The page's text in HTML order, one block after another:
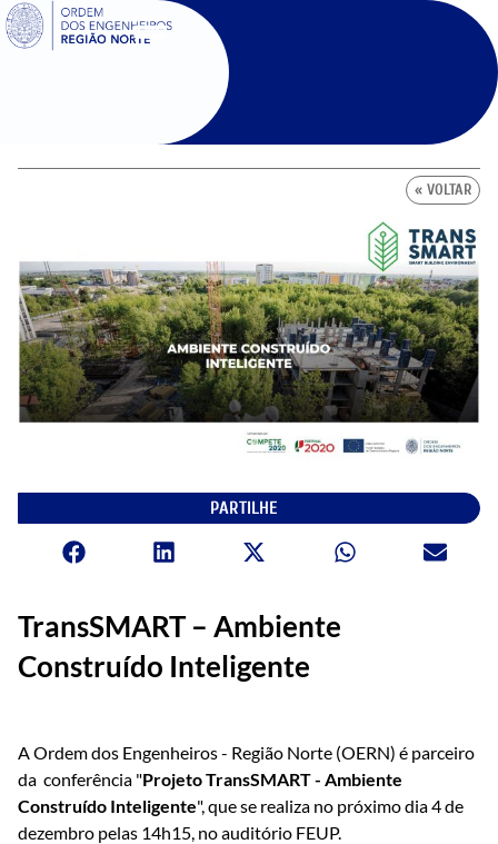
SIGOE
« VOLTAR
PARTILHE
TransSMART – Ambiente
Construído Inteligente
A Ordem dos Engenheiros - Região Norte (OERN) é parceiro
da conferência "Projeto TransSMART - Ambiente
Construído Inteligente", que se realiza no próximo dia 4 de
dezembro pelas 14h15, no auditório FEUP.